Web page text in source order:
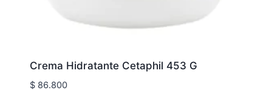
Crema Hidratante Cetaphil 453 G
$86.800